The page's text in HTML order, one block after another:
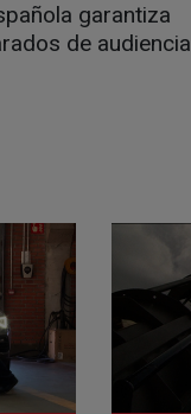
garantiza
de audiencia